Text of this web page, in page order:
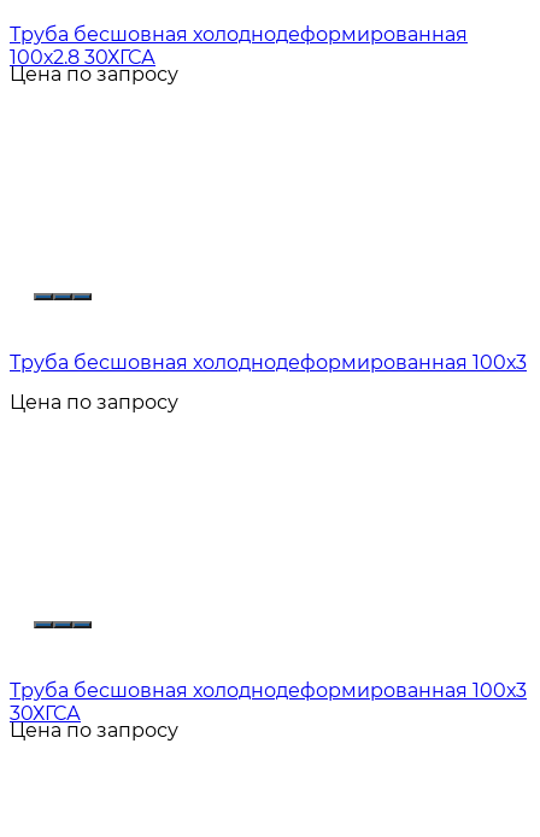
Труба бесшовная холоднодеформированная
100х2.8 30ХГСА
Цена по запросу
Труба бесшовная холоднодеформированная 100х3
Цена по запросу
Труба бесшовная холоднодеформированная 100х3
30ХГСА
Цена по запросу